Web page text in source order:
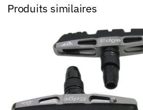
Produits similaires